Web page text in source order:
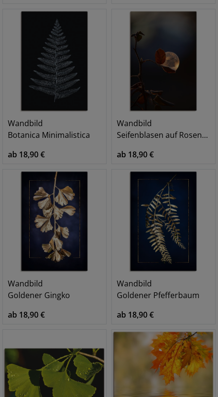
Wandbild
Botanica Minimalistica
ab 18,90 €
Wandbild
Seifenblasen auf Rosenblatt
ab 18,90 €
Wandbild
Goldener Gingko
ab 18,90 €
Wandbild
Goldener Pfefferbaum
ab 18,90 €